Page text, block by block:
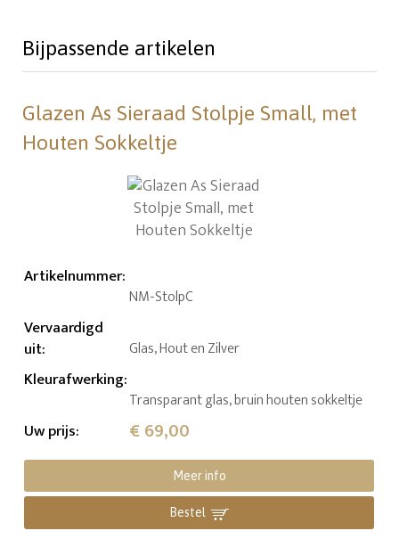
Bijpassende artikelen
Glazen As Sieraad Stolpje Small, met
Houten Sokkeltje
Artikelnummer:
NM-StolpC
Vervaardigd
uit: Glas, Hout en Zilver
Kleurafwerking:
Transparant glas, bruin houten sokkeltje
Uw prijs: € 69,00
Meer info
Bestel